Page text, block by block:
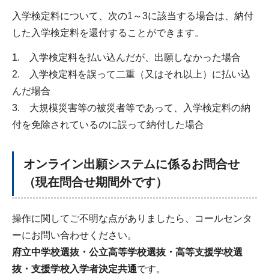
入学検定料について、次の1～3に該当する場合は、納付
した入学検定料を還付することができます。
1. 入学検定料を払い込んだが、出願しなかった場合
2. 入学検定料を誤って二重（又はそれ以上）に払い込
んだ場合
3. 大規模災害等の被災者等であって、入学検定料の納
付を免除されているのに誤って納付した場合
オンライン出願システムに係るお問合せ
（現在問合せ期間外です）
操作に関してご不明な点がありましたら、コールセンタ
ーにお問い合わせください。
府立中学校選抜・公立高等学校選抜・高等支援学校選
抜・支援学校入学者決定共通です。